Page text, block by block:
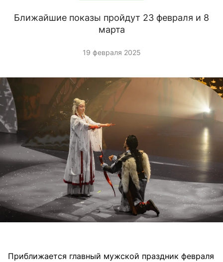
Ближайшие показы пройдут 23 февраля и 8
марта
19 февраля 2025
Приближается главный мужской праздник февраля